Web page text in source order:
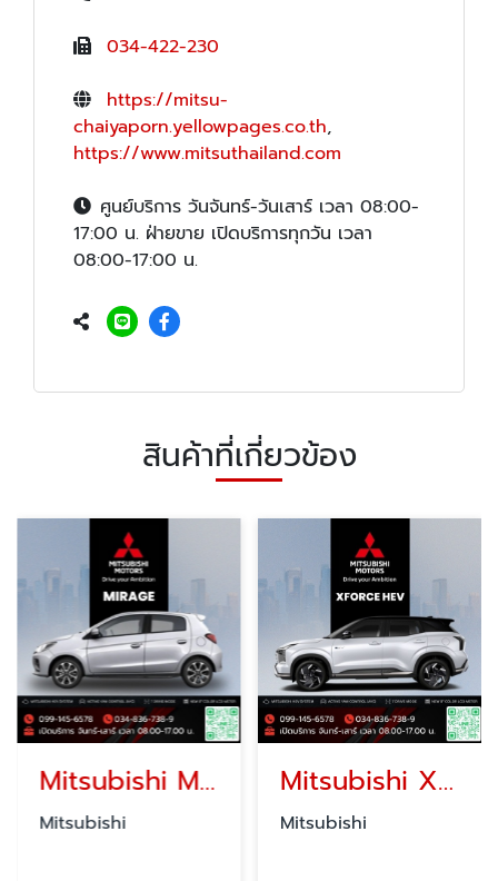
034-422-230
https://mitsu-
chaiyaporn.yellowpages.co.th,
https://www.mitsuthailand.com
ศูนย์บริการ วันจันทร์-วันเสาร์ เวลา 08:00-
17:00 น. ฝ่ายขาย เปิดบริการทุกวัน เวลา
08:00-17:00 น.
สินค้าที่เกี่ยวข้อง
Mitsubishi Mirage มิตซูบิชิ มิราจ โปรโมชั่น
Mitsubishi
Mitsubishi XForce HEV เอ็กซ์ฟอร์ส เอชอีวี โปรโมชั่น
Mitsubishi